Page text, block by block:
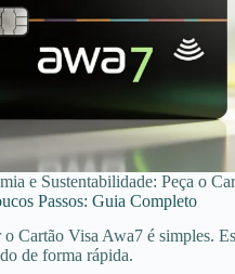
e Sustentabilidade: Peça o
Passos: Guia Completo
o Cartão Visa Awa7 é simples.
de forma rápida.